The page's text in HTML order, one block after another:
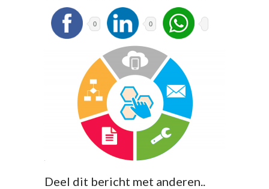
0 0
Deel dit bericht met anderen..